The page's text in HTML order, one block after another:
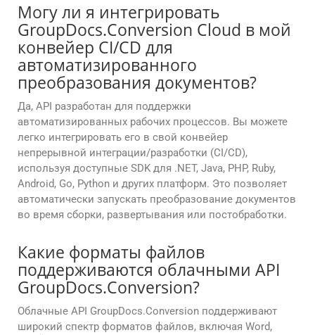
Могу ли я интегрировать
GroupDocs.Conversion Cloud в мой
конвейер CI/CD для
автоматизированного
преобразования документов?
Да, API разработан для поддержки
автоматизированных рабочих процессов. Вы можете
легко интегрировать его в свой конвейер
непрерывной интеграции/разработки (CI/CD),
используя доступные SDK для .NET, Java, PHP, Ruby,
Android, Go, Python и других платформ. Это позволяет
автоматически запускать преобразование документов
во время сборки, развертывания или постобработки.
Какие форматы файлов
поддерживаются облачными API
GroupDocs.Conversion?
Облачные API GroupDocs.Conversion поддерживают
широкий спектр форматов файлов, включая Word,